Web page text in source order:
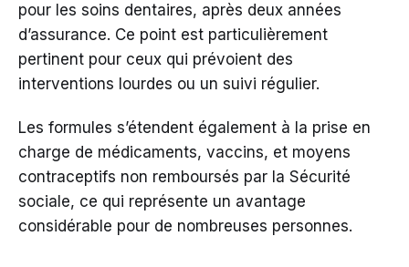
pour les soins dentaires, après deux années
d’assurance. Ce point est particulièrement
pertinent pour ceux qui prévoient des
interventions lourdes ou un suivi régulier.
Les formules s’étendent également à la prise en
charge de médicaments, vaccins, et moyens
contraceptifs non remboursés par la Sécurité
sociale, ce qui représente un avantage
considérable pour de nombreuses personnes.